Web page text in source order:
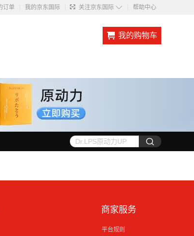
订单 我的京东国际 关注京东国际 ◇ 帮助中心
我的购物车
商家服务
平台规则